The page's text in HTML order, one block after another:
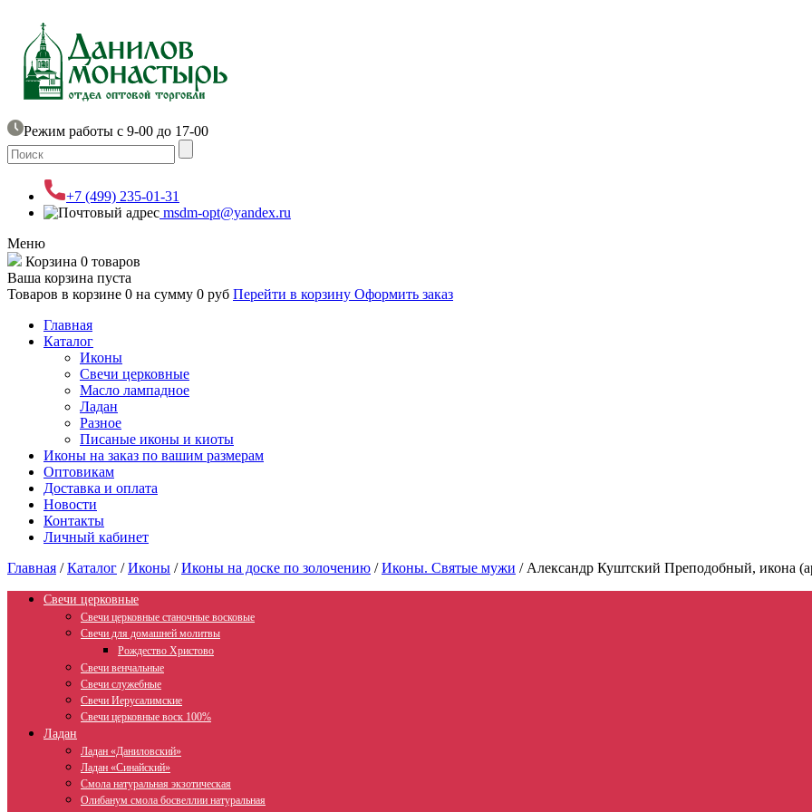
Режим работы с 9-00 до 17-00
+7 (499) 235-01-31
msdm-opt@yandex.ru
Меню
Корзина 0 товаров
Ваша корзина пуста
Товаров в корзине 0 на сумму 0 руб Перейти в корзину Оформить заказ
Главная
Каталог
Иконы
Свечи церковные
Масло лампадное
Ладан
Разное
Писаные иконы и киоты
Иконы на заказ по вашим размерам
Оптовикам
Доставка и оплата
Новости
Контакты
Личный кабинет
Главная /Каталог /Иконы /Иконы на доске по золочению /Иконы. Святые мужи / Александр Куштский Преподобный, икона
Свечи церковные
Свечи церковные станочные восковые
Свечи для домашней молитвы
Рождество Христово
Свечи венчальные
Свечи служебные
Свечи Иерусалимские
Свечи церковные воск 100%
Ладан
Ладан «Даниловский»
Ладан «Синайский»
Смола натуральная экзотическая
Олибанум смола босвеллии натуральная